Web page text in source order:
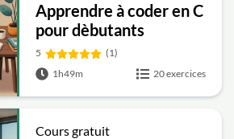
Apprendre à coder en C
pour dèbutants
5
(1)
1h49m
20 exercices
Cours gratuit